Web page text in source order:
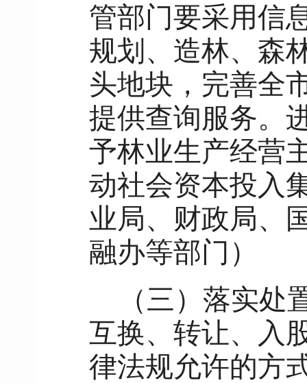
管部门要采用信
规划、造林、森
头地块，完善全
提供查询服务。
予林业生产经营
动社会资本投入
业局、财政局、
融办等部门）
（三）落实
互换、转让、入
律法规允许的方